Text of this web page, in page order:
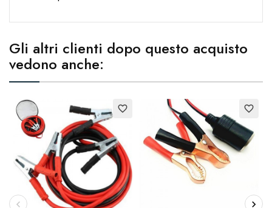
Gli altri clienti dopo questo acquisto
vedono anche:
favorite_border favorite_border